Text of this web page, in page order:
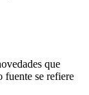
que
fuente se refiere